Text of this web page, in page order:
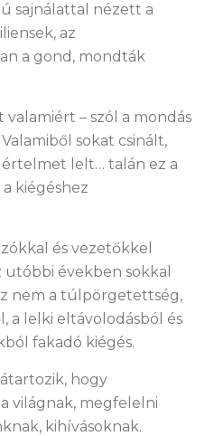
sajnálattal nézett a
az
a gond, mondták
– szól a mondás
sokat csinált,
lelt… talán ez a
kiégéshez
és vezetőkkel
években sokkal
nem a túlpörgetettség,
a lelki eltávolodásból és
fakadó kiégés.
hogy
világnak, megfelelni
kihívásoknak.